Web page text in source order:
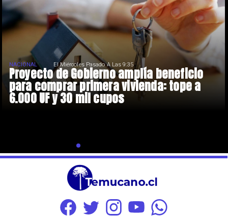
Proyecto de Gobierno amplía beneficio
para comprar primera vivienda: tope a
6.000 UF y 30 mil cupos
NACIONAL El Miércoles Pasado A Las 9:35